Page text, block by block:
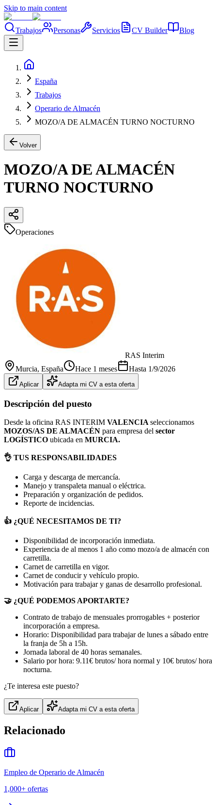
Skip to main content
Trabajos Personas Servicios CV Builder Blog
España
Trabajos
Operario de Almacén
MOZO/A DE ALMACÉN TURNO NOCTURNO
Volver
MOZO/A DE ALMACÉN
TURNO NOCTURNO
Operaciones
RAS Interim
Murcia, España Hace 1 meses Hasta 1/9/2026
Aplicar Adapta mi CV a esta oferta
Descripción del puesto
Desde la oficina RAS INTERIM VALENCIA seleccionamos
MOZOS/AS DE ALMACÉN para empresa del sector
LOGÍSTICO ubicada en MURCIA.
👌 TUS RESPONSABILIDADES
Carga y descarga de mercancía.
Manejo y transpaleta manual o eléctrica.
Preparación y organización de pedidos.
Reporte de incidencias.
👍 ¿QUÉ NECESITAMOS DE TI?
Disponibilidad de incorporación inmediata.
Experiencia de al menos 1 año como mozo/a de almacén con
carretilla.
Carnet de carretilla en vigor.
Carnet de conducir y vehículo propio.
Motivación para trabajar y ganas de desarrollo profesional.
🤝 ¿QUÉ PODEMOS APORTARTE?
Contrato de trabajo de mensuales prorrogables + posterior
incorporación a empresa.
Horario: Disponibilidad para trabajar de lunes a sábado entre
la franja de 5h a 15h.
Jornada laboral de 40 horas semanales.
Salario por hora: 9.11€ brutos/ hora normal y 10€ brutos/ hora
nocturna.
¿Te interesa este puesto?
Aplicar Adapta mi CV a esta oferta
Relacionado
Empleo de Operario de Almacén
1,000+ ofertas